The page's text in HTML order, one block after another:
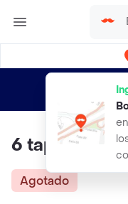
envíos
6 tapabocas
Agotado